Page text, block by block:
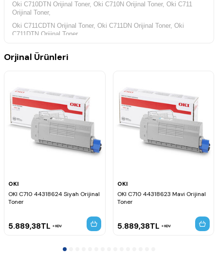
Oki C710DTN Orijinal Toner, Oki C710N Orijinal Toner, Oki C711
Orijinal Toner,
Oki C711CDTN Orijinal Toner, Oki C711DN Orijinal Toner, Oki
C711DTN Orijinal Toner,
Orjinal Ürünleri
OKI
OKI C710 44318624 Siyah Orijinal
Toner
5.889,38TL KDV
OKI
OKI C710 44318623 Mavi Orijinal
Toner
5.889,38TL KDV